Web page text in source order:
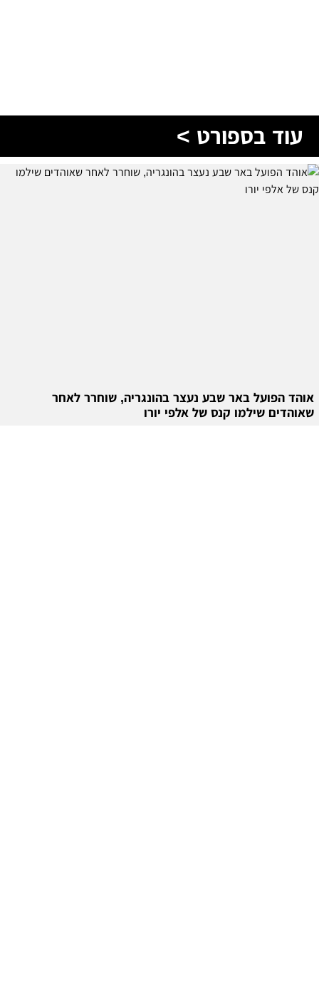
עוד בספורט >
אוהד הפועל באר שבע נעצר בהונגריה, שוחרר לאחר
שאוהדים שילמו קנס של אלפי יורו